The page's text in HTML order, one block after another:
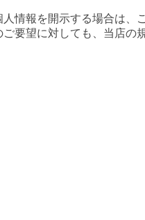
情報を開示する場合は、
要望に対しても、当店の